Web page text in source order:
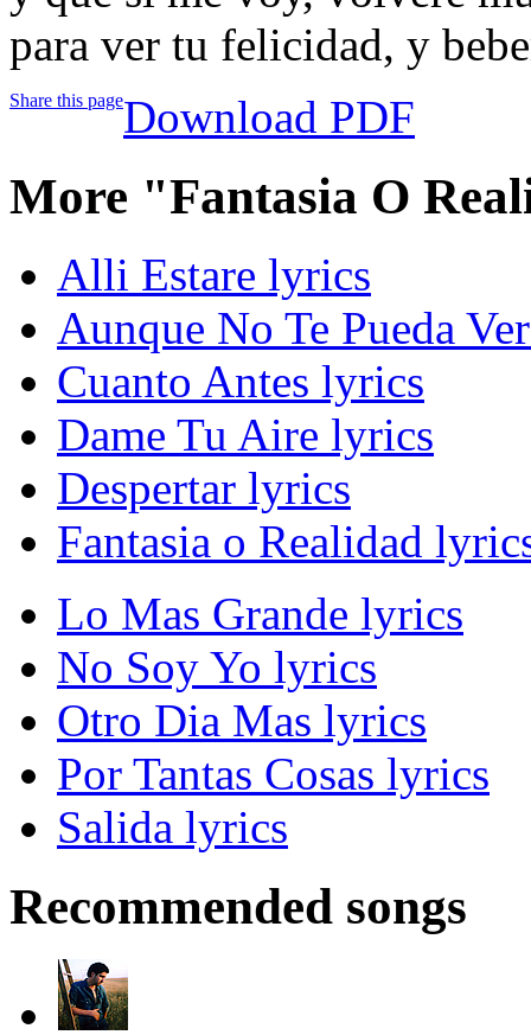
para ver tu felicidad, y
Share this pageDownload PDF
More "Fantasia O
Alli Estare lyrics
Aunque No Te Pueda
Cuanto Antes lyrics
Dame Tu Aire lyrics
Despertar lyrics
Fantasia o Realidad
Lo Mas Grande lyrics
No Soy Yo lyrics
Otro Dia Mas lyrics
Por Tantas Cosas lyrics
Salida lyrics
Recommended songs